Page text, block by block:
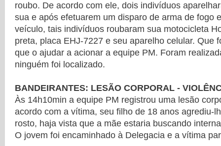
roubo. De acordo com ele, dois indivíduos
sua e após efetuarem um disparo de arma de fogo
veículo, tais indivíduos roubaram sua motocicleta
preta, placa EHJ-7227 e seu aparelho celular. Que
que o ajudar a acionar a equipe PM. Foram
ninguém foi localizado.
BANDEIRANTES: LESÃO CORPORAL -
Às 14h10min a equipe PM registrou uma lesão
acordo com a vítima, seu filho de 18 anos agrediu-
rosto, haja vista que a mãe estaria buscando
O jovem foi encaminhado à Delegacia e a vítima